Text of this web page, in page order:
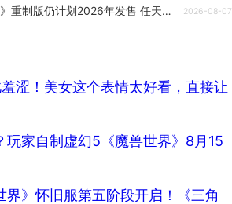
《塞尔达传说：时之笛》重制版仍计划2026年发售 任天堂财报打消延期担忧 2026-08-07
涩！美女这个表情太好看，直接让
玩家自制虚幻5《魔兽世界》8月15
界》怀旧服第五阶段开启！《三角